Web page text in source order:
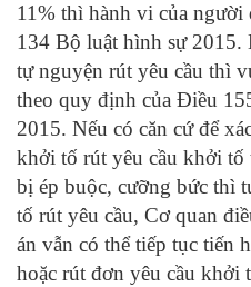
11% thì hành vi của
134 Bộ luật hình sự 2015.
tự nguyện rút yêu cầu thì
theo quy định của Điều
2015. Nếu có căn cứ để
khởi tố rút yêu cầu khởi
bị ép buộc, cưỡng bức thì
tố rút yêu cầu, Cơ quan
án vẫn có thể tiếp tục tiến
hoặc rút đơn yêu cầu khởi